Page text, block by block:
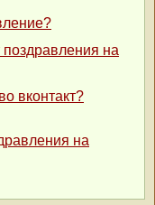
поздравления на
вконтакт?
на